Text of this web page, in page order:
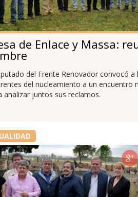
de Enlace y Massa:
del Frente Renovador convocó a
del nucleamiento a un encuentro
analizar juntos sus reclamos.